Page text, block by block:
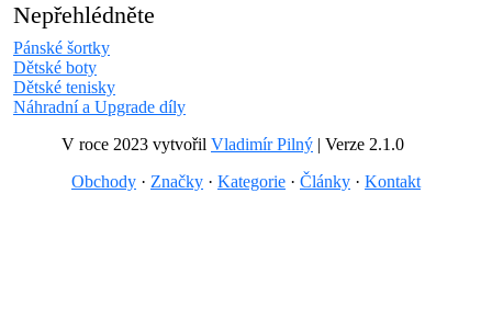
Nepřehlédněte
Pánské šortky
Dětské boty
Dětské tenisky
Náhradní a Upgrade díly
V roce 2023 vytvořil Vladimír Pilný | Verze 2.1.0
Obchody · Značky · Kategorie · Články · Kontakt